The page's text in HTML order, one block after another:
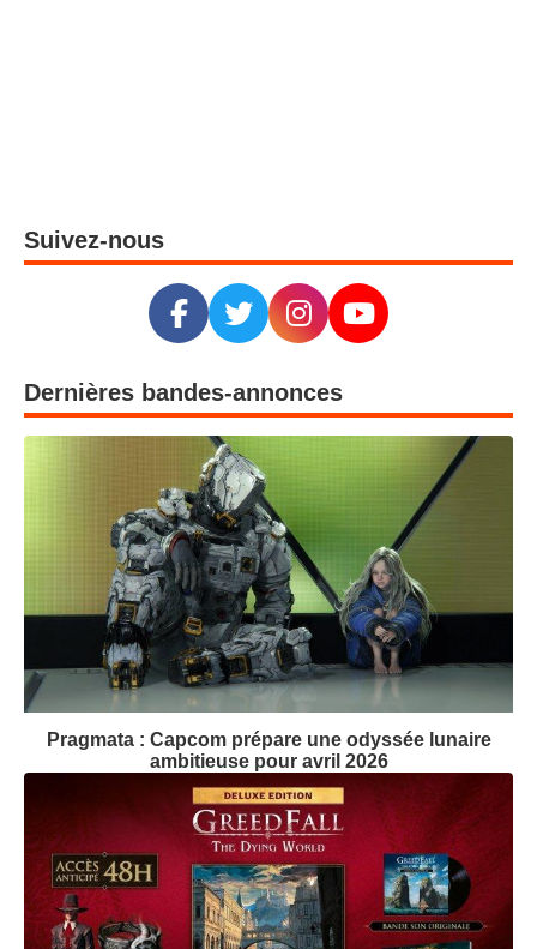
Suivez-nous
Dernières bandes-annonces
Pragmata : Capcom prépare une odyssée lunaire
ambitieuse pour avril 2026